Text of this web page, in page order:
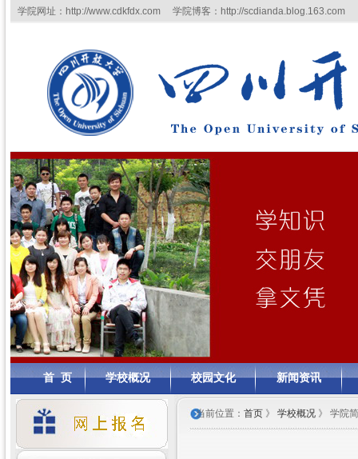
学院网址：http://www.cdkfdx.com 学院博客：http://scdianda.blog.163.com
首 页 学校概况 校园文化 新闻资讯
当前位置： 首页》 学校概况》 学院